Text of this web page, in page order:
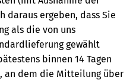
daraus ergeben, dass Sie
als die von uns
gewählt
binnen 14 Tagen
an dem die Mitteilung über